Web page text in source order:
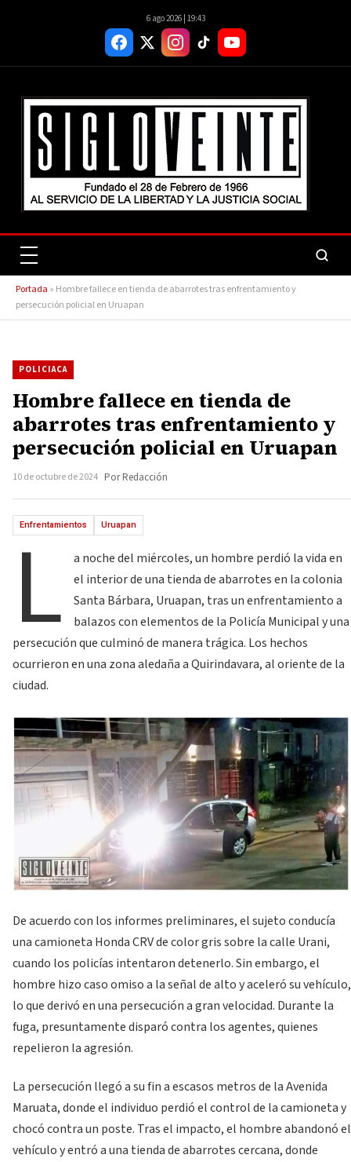
6 ago 2026 | 19:43
Portada » Hombre fallece en tienda de abarrotes tras enfrentamiento y
persecución policial en Uruapan
POLICIACA
Hombre fallece en tienda de
abarrotes tras enfrentamiento y
persecución policial en Uruapan
10 de octubre de 2024 Por Redacción
Enfrentamientos Uruapan
L
a noche del miércoles, un hombre perdió la vida en
el interior de una tienda de abarrotes en la colonia
Santa Bárbara, Uruapan, tras un enfrentamiento a
balazos con elementos de la Policía Municipal y una
persecución que culminó de manera trágica. Los hechos
ocurrieron en una zona aledaña a Quirindavara, al oriente de la
ciudad.
De acuerdo con los informes preliminares, el sujeto conducía
una camioneta Honda CRV de color gris sobre la calle Urani,
cuando los policías intentaron detenerlo. Sin embargo, el
hombre hizo caso omiso a la señal de alto y aceleró su vehículo,
lo que derivó en una persecución a gran velocidad. Durante la
fuga, presuntamente disparó contra los agentes, quienes
repelieron la agresión.
La persecución llegó a su fin a escasos metros de la Avenida
Maruata, donde el individuo perdió el control de la camioneta y
chocó contra un poste. Tras el impacto, el hombre abandonó el
vehículo y entró a una tienda de abarrotes cercana, donde